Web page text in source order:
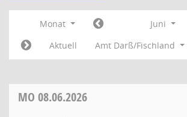
Monat Juni
Aktuell
Amt Darß/Fischland
MO 08.06.2026